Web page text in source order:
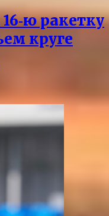
ракетку
круге